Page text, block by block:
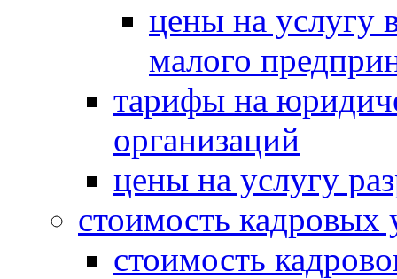
цены на услугу
малого
тарифы на
организаций
цены на услугу
стоимость кадровых
стоимость